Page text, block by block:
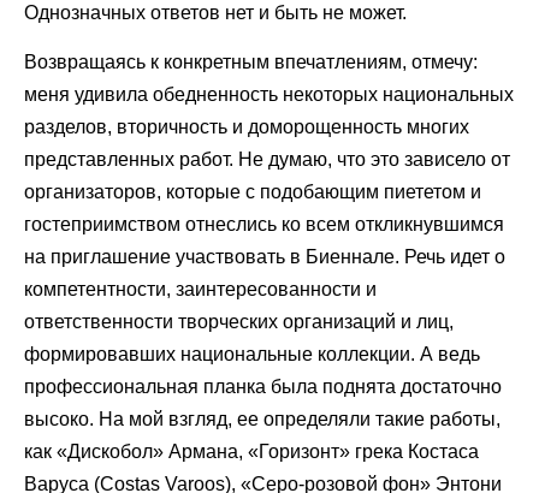
Однозначных ответов нет и быть не может.
Возвращаясь к конкретным впечатлениям, отмечу:
меня удивила обедненность некоторых национальных
разделов, вторичность и доморощенность многих
представленных работ. Не думаю, что это зависело от
организаторов, которые с подобающим пиететом и
гостеприимством отнеслись ко всем откликнувшимся
на приглашение участвовать в Биеннале. Речь идет о
компетентности, заинтересованности и
ответственности творческих организаций и лиц,
формировавших национальные коллекции. А ведь
профессиональная планка была поднята достаточно
высоко. На мой взгляд, ее определяли такие работы,
как «Дискобол» Армана, «Горизонт» грека Костаса
Варуса (Costas Varoos), «Серо-розовой фон» Энтони